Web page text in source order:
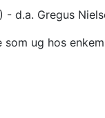
d.a. Gregus
ug hos